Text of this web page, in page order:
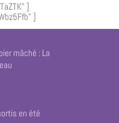
]
]
mâché : La
en été